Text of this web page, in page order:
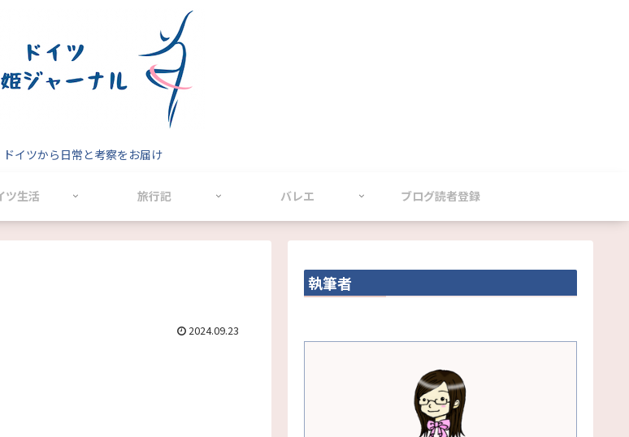
ドイツから日常と考察をお届け
ツ生活 旅行記 バレエ ブログ読者登録
2024.09.23
執筆者